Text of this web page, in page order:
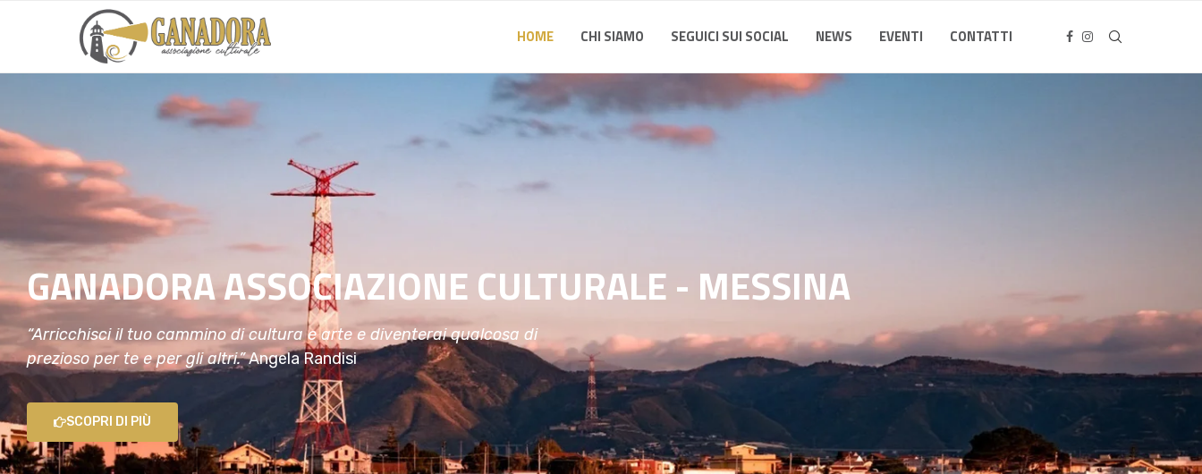
HOME CHI SIAMO SEGUICI SUI SOCIAL NEWS EVENTI CONTATTI
GANADORA ASSOCIAZIONE CULTURALE - MESSINA
“Arricchisci il tuo cammino di cultura e arte e diventerai qualcosa di
prezioso per te e per gli altri.”Angela Randisi
SCOPRI DI PIÙ